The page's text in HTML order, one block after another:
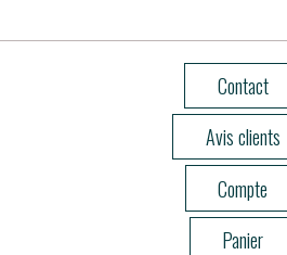
Contact
Avis clients
Compte
Panier